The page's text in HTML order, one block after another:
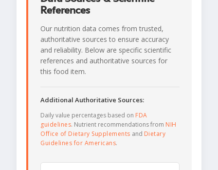
References
Our nutrition data comes from trusted,
authoritative sources to ensure accuracy
and reliability. Below are specific scientific
references and authoritative sources for
this food item.
Additional Authoritative Sources:
Daily value percentages based on FDA
guidelines. Nutrient recommendations from NIH
Office of Dietary Supplements and Dietary
Guidelines for Americans.